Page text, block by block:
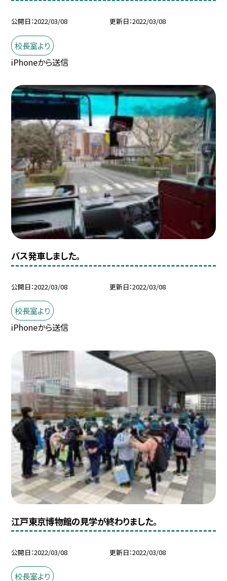
公開日 2022/03/08 更新日 2022/03/08
校長室より
iPhoneから送信
バス発車しました。
公開日 2022/03/08 更新日 2022/03/08
校長室より
iPhoneから送信
江戸東京博物館の見学が終わりました。
公開日 2022/03/08 更新日 2022/03/08
校長室より